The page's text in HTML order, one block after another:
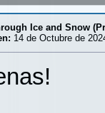
Ice and Snow
14 de Octubre de